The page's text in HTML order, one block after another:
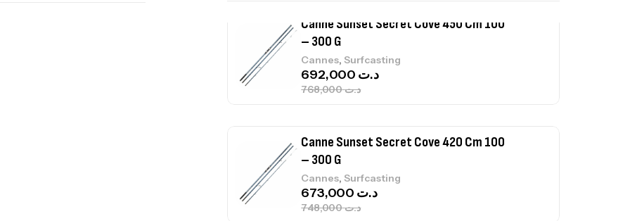
Canne Sunset Secret Cove 450 Cm 100
– 300 G
Cannes, Surfcasting
د.ت768,000
د.ت
Canne Sunset Secret Cove 420 Cm 100
– 300 G
Cannes, Surfcasting
د.ت748,000
د.ت